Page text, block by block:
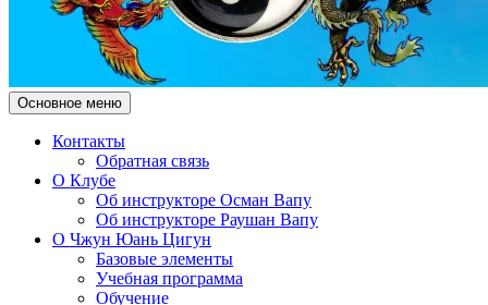
Чжун Юань Цигун Клуб
Поиск
Основное меню Перейти
к
Контакты
Обратная связь
О Клубе
Об инструкторе Осман Вапу
Об инструкторе Раушан Вапу
О Чжун Юань Цигун
Базовые элементы
Учебная программа
Обучение